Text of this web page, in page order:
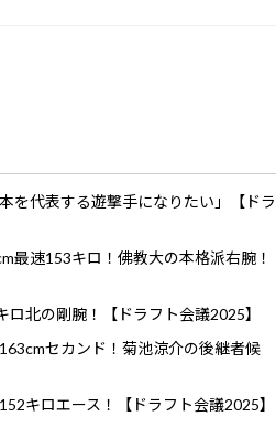
を代表する遊撃手になりたい」【ドラ
最速153キロ！佛教大の本格派右腕！
北の剛腕！【ドラフト会議2025】
セカンド！菊池涼介の後継者候
キロエース！【ドラフト会議2025】